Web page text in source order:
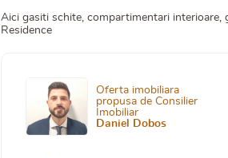
Aici gasiti schite, compartimentari interioare,
Residence
Oferta imobiliara
propusa de Consilier
Imobiliar
Daniel Dobos